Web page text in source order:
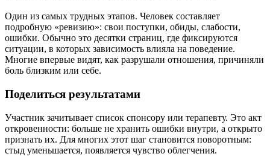
Один из самых трудных этапов. Человек составляет
подробную «ревизию»: свои поступки, обиды, слабости,
ошибки. Обычно это десятки страниц, где фиксируются
ситуации, в которых зависимость влияла на поведение.
Многие впервые видят, как разрушали отношения, причиняли
боль близким или себе.
Поделиться результатами
Участник зачитывает список спонсору или терапевту. Это акт
откровенности: больше не хранить ошибки внутри, а открыто
признать их. Для многих этот шаг становится поворотным:
стыд уменьшается, появляется чувство облегчения.